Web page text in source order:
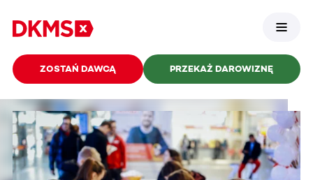
ZOSTAŃ DAWCĄ PRZEKAŻ DAROWIZNĘ